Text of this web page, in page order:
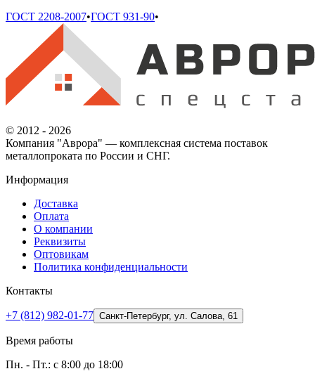
ГОСТ 2208-2007•ГОСТ 931-90•
© 2012 - 2026
Компания "Аврора" — комплексная система поставок
металлопроката по России и СНГ.
Информация
Доставка
Оплата
О компании
Реквизиты
Оптовикам
Политика конфиденциальности
Контакты
+7 (812) 982-01-77 Санкт-Петербург, ул. Салова, 61
Время работы
Пн. - Пт.: с 8:00 до 18:00